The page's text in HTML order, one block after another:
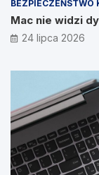
BEZPIECZEŃSTWO
Mac nie widzi
24 lipca 2026